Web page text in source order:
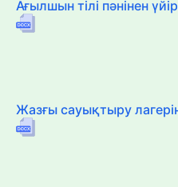
Ағылшын тілі пәнінен
Жазғы сауықтыру